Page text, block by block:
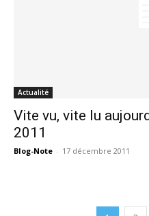
Actualité
Vite vu, vite lu
2011
Blog-Note - 17 décembre 2011